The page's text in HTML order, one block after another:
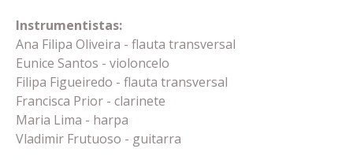
Instrumentistas:
Ana Filipa Oliveira - flauta transversal
Eunice Santos - violoncelo
Filipa Figueiredo - flauta transversal
Francisca Prior - clarinete
Maria Lima - harpa
Vladimir Frutuoso - guitarra